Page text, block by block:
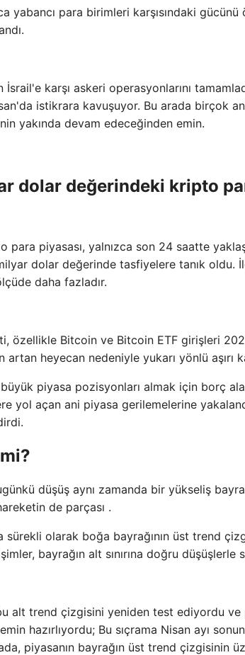
yabancı para birimleri karşısındaki
karşı askeri operasyonlarını
istikrara kavuşuyor. Bu arada birçok
yakında devam edeceğinden emin.
dolar değerindeki kripto
para piyasası, yalnızca son 24 saatte
dolar değerinde tasfiyelere tanık oldu.
daha fazladır.
özellikle Bitcoin ve Bitcoin ETF girişleri
artan heyecan nedeniyle yukarı yönlü aşırı
piyasa pozisyonları almak için borç
yol açan ani piyasa gerilemelerine
düşüş aynı zamanda bir yükseliş
de parçası .
olarak boğa bayrağının üst trend
bayrağın alt sınırına doğru düşüşlerle
alt trend çizgisini yeniden test ediyordu
hazırlıyordu; Bu sıçrama Nisan ayı
piyasanın bayrağın üst trend çizgisinin